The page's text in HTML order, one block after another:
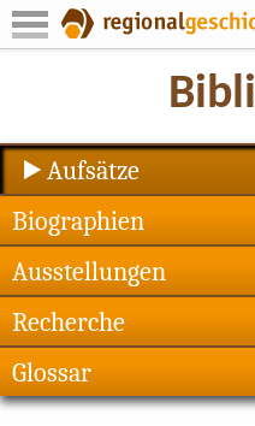
Aufsätze
Biographien
Ausstellungen
Recherche
Glossar